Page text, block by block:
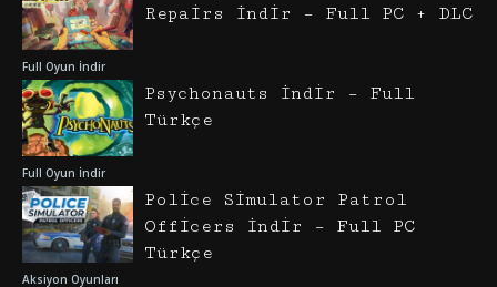
Full Oyun İndir
Repairs İndir – Full PC + DLC
Full Oyun İndir
Psychonauts İndir – Full
Türkçe
Aksiyon Oyunları
Police Simulator Patrol
Officers İndir – Full PC
Türkçe